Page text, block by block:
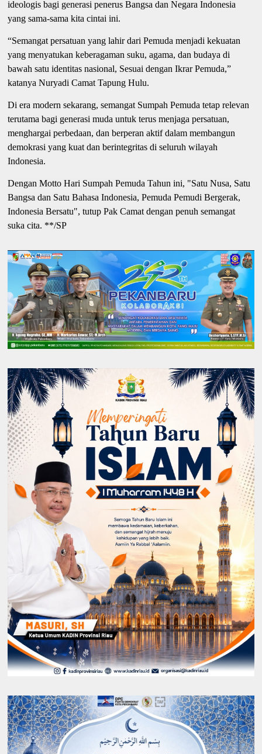
ideologis bagi generasi penerus Bangsa dan Negara Indonesia
yang sama-sama kita cintai ini.
“Semangat persatuan yang lahir dari Pemuda menjadi kekuatan
yang menyatukan keberagaman suku, agama, dan budaya di
bawah satu identitas nasional, Sesuai dengan Ikrar Pemuda,”
katanya Nuryadi Camat Tapung Hulu.
Di era modern sekarang, semangat Sumpah Pemuda tetap relevan
terutama bagi generasi muda untuk terus menjaga persatuan,
menghargai perbedaan, dan berperan aktif dalam membangun
demokrasi yang kuat dan berintegritas di seluruh wilayah
Indonesia.
Dengan Motto Hari Sumpah Pemuda Tahun ini, "Satu Nusa, Satu
Bangsa dan Satu Bahasa Indonesia, Pemuda Pemudi Bergerak,
Indonesia Bersatu", tutup Pak Camat dengan penuh semangat
suka cita. **/SP